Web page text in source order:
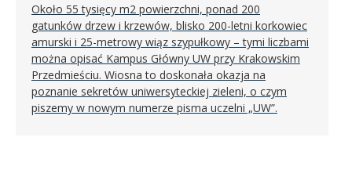
Około 55 tysięcy m2 powierzchni, ponad 200
gatunków drzew i krzewów, blisko 200-letni korkowiec
amurski i 25-metrowy wiąz szypułkowy – tymi liczbami
można opisać Kampus Główny UW przy Krakowskim
Przedmieściu. Wiosna to doskonała okazja na
poznanie sekretów uniwersyteckiej zieleni, o czym
piszemy w nowym numerze pisma uczelni „UW”.